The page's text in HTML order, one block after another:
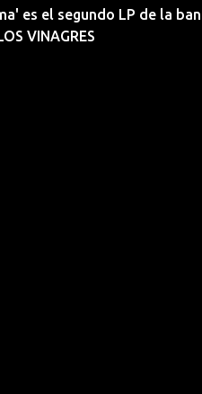
es el segundo LP de la
VINAGRES